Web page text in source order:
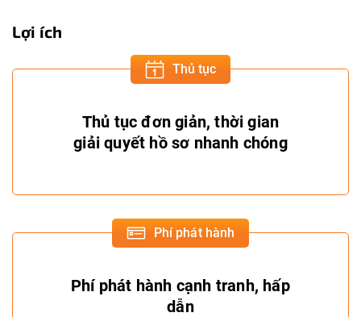
Lợi ích
Thủ tục
Thủ tục đơn giản, thời gian
giải quyết hồ sơ nhanh chóng
Phí phát hành
Phí phát hành cạnh tranh, hấp
dẫn